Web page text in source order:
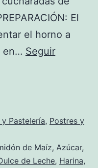
El
el horno a
en… Seguir
Pastelería, Postres y
de Maíz, Azúcar,
de Leche, Harina,